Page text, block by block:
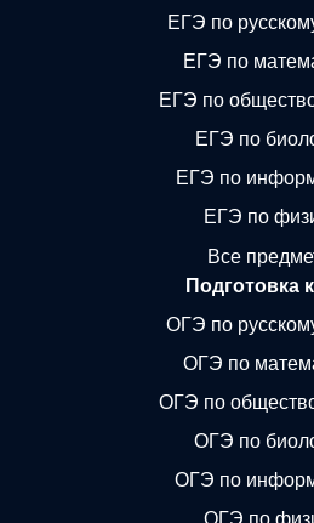
ЕГЭ по
ЕГЭ по
ЕГЭ по
ЕГЭ по
ЕГЭ по
ЕГЭ по
Все
Подготовка
ОГЭ по
ОГЭ по
ОГЭ по
ОГЭ по
ОГЭ по